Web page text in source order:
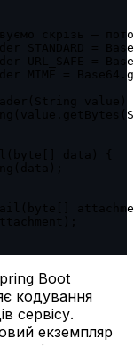
скрізь —
STANDARD =
URL_SAFE =
MIME =
Boot
кодування
сервісу.
екземпляр